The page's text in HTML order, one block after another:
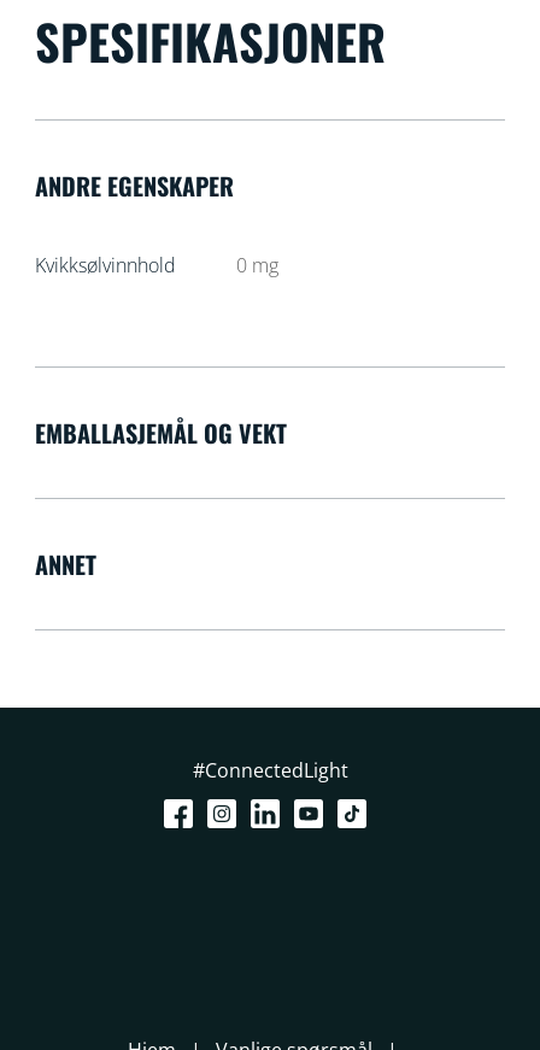
SPESIFIKASJONER
ANDRE EGENSKAPER
Kvikksølvinnhold 0 mg
EMBALLASJEMÅL OG VEKT
ANNET
#ConnectedLight